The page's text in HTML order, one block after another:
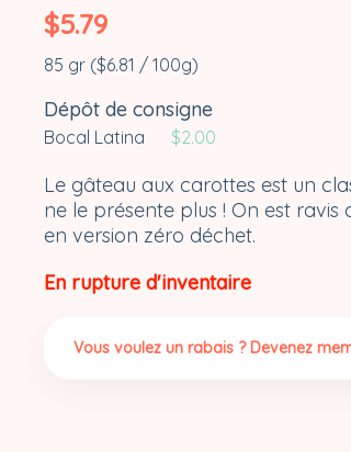
$5.79
85 gr ($6.81 / 100g)
Dépôt de consigne
Bocal Latina $2.00
Le gâteau aux carottes est un
ne le présente plus ! On est
en version zéro déchet.
En rupture d'inventaire
Vous voulez un rabais ? Devenez